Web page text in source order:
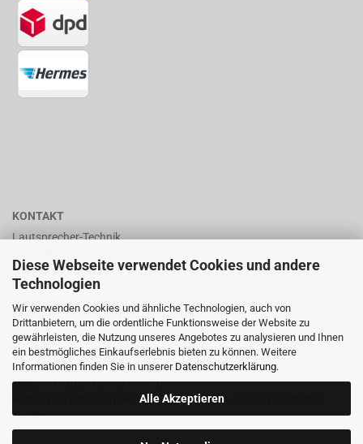
Diese Webseite verwendet Cookies und andere
Technologien
Wir verwenden Cookies und ähnliche Technologien, auch von
Drittanbietern, um die ordentliche Funktionsweise der Website zu
gewährleisten, die Nutzung unseres Angebotes zu analysieren und Ihnen
ein bestmögliches Einkaufserlebnis bieten zu können. Weitere
Informationen finden Sie in unserer Datenschutzerklärung.
Alle Akzeptieren
KONTAKT
Lautsprecher-Technik
Frankenhäuserstr. 65
99706 Sondershausen
shop@lautsprecher-technik.de
Tel.: +49 (0) 36 32 / 757 876
Fax: +49 (0) 36 32 / 757 875
Mobil: +49 (0) 173 / 32 44 770
kostenlose Beratung per Email oder Telefon nur für registrierte
Kunden